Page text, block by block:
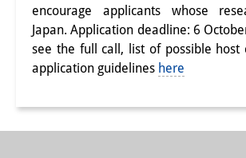
デジタル・トランス
ション
研究クラスター
トランスリージョナ
ン
encourage applicants whose
Japan. Application deadline: 6
see the full call, list of possible host
application guidelines here